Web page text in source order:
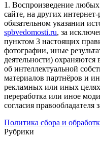
1. Воспроизведение
сайте, на других
обязательном указании
spbvedomosti.ru, за
пунктом 3 настоящих
фотографии, иные
деятельности) охраняются
об интеллектуальной
материалов партнёров и
рекламных или иных
переработка или иное
согласия правообладателя
Политика сбора и
Рубрики